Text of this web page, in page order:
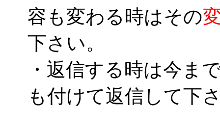
容も変わる時はその
下さい。
・返信する時は今ま
も付けて返信して下